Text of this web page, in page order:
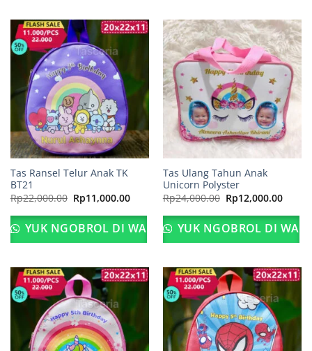
Tas Ransel Telur Anak TK
BT21
Rp22,000.00 Harga
aslinya
adalah:
Rp22,000.00.
Rp11,000.00Harga
ini
adalah:
Rp11,000.00.
YUK NGOBROL DI WA
Tas Ulang Tahun Anak
Unicorn Polyster
Rp24,000.00 Harga
aslinya
adalah:
Rp24,000.00.
Rp12,000.00Harga
ini
YUK NGOBROL DI WA